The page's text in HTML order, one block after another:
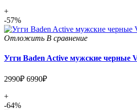
+
-57%
Отложить В сравнение
Угги Baden Active мужские черные
2990₽ 6990₽
+
-64%